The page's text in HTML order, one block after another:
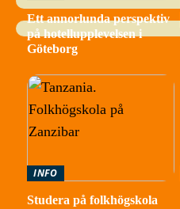
Ett annorlunda perspektiv
på hotellupplevelsen i
Göteborg
INFO
Studera på folkhögskola